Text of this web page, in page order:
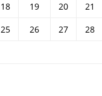
18 19 20 21
25 26 27 28